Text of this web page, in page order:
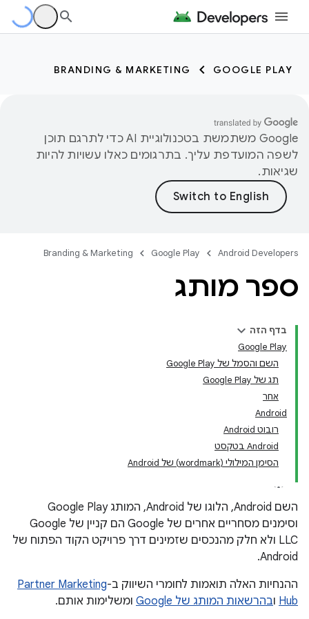
GOOGLE PLAY
BRANDING & MARKETING
‫Google משתמשת בטכנולוגיית AI כדי לתרגם תוכן
לשפה המועדפת עליך. בתרגומים כאלו עשויות להיות
שגיאות.
Android Developers
Google Play
Branding & Marketing
ספר מותג
בדף הזה
Google Play
השם והסמל של Google Play
תג של Google Play
אחר
Android
רובוט Android
Android בטקסט
הסימן המילולי (wordmark) של Android
השם Android, הלוגו של Android, המותג Google Play
וסימנים מסחריים אחרים של Google הם קניין של Google
LLC ולא חלק מהנכסים שזמינים דרך פרויקט הקוד הפתוח של
Android.
ההנחיות האלה תואמות לחומרי השיווק ב-Partner Marketing
Hub ובהרשאות המותג של Google
ומשלימות אותם.